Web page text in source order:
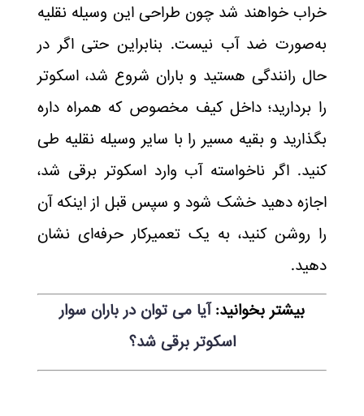
خراب خواهند شد چون طراحی این وسیله نقلیه
به‌صورت ضد آب نیست. بنابراین حتی اگر در
حال رانندگی هستید و باران شروع شد، اسکوتر
را بردارید؛ داخل کیف مخصوص که همراه داره
بگذارید و بقیه مسیر را با سایر وسیله نقلیه طی
کنید. اگر ناخواسته آب وارد اسکوتر برقی شد،
اجازه دهید خشک شود و سپس قبل از اینکه آن
را روشن کنید، به یک تعمیرکار حرفه‌ای نشان
دهید.
بیشتر بخوانید:آیا می توان در باران سوار
اسکوتر برقی شد؟